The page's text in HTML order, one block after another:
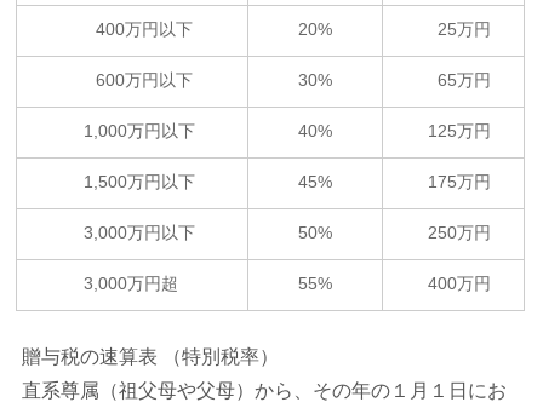
400万円以下 20% 25万円
600万円以下 30% 65万円
1,000万円以下 40% 125万円
1,500万円以下 45% 175万円
3,000万円以下 50% 250万円
3,000万円超 55% 400万円
贈与税の速算表 （特別税率）
直系尊属（祖父母や父母）から、その年の１月１日にお